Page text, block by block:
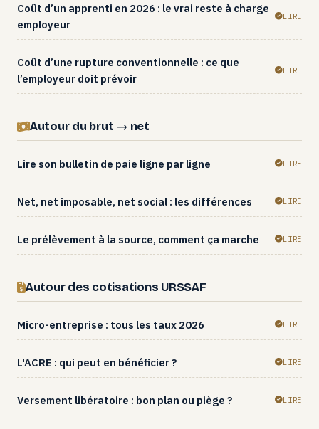
Coût d’un apprenti en 2026 : le vrai reste à charge
employeur
LIRE
Coût d’une rupture conventionnelle : ce que
l’employeur doit prévoir
LIRE
Autour du brut → net
Lire son bulletin de paie ligne par ligne LIRE
Net, net imposable, net social : les différences LIRE
Le prélèvement à la source, comment ça marche LIRE
Autour des cotisations URSSAF
Micro-entreprise : tous les taux 2026 LIRE
L'ACRE : qui peut en bénéficier ? LIRE
Versement libératoire : bon plan ou piège ? LIRE